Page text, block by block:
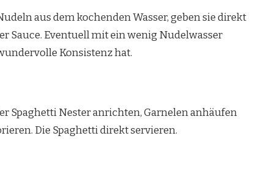
aus dem kochenden Wasser, geben sie direkt
Sauce. Eventuell mit ein wenig Nudelwasser
Konsistenz hat.
Spaghetti Nester anrichten, Garnelen anhäufen
Die Spaghetti direkt servieren.